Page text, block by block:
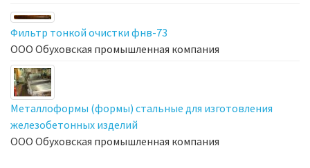
Фильтр тонкой очистки фнв-73
ООО Обуховская промышленная компания
Металлоформы (формы) стальные для изготовления
железобетонных изделий
ООО Обуховская промышленная компания